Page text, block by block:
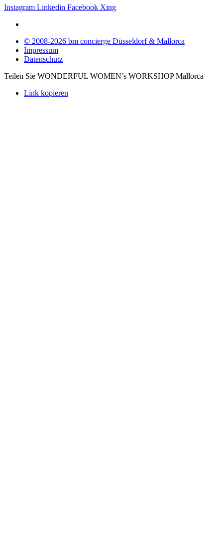
Instagram Linkedin Facebook Xing
© 2008-2026 bm concierge Düsseldorf & Mallorca
Impressum
Datenschutz
Teilen Sie WONDERFUL WOMEN’s WORKSHOP Mallorca
Link kopieren